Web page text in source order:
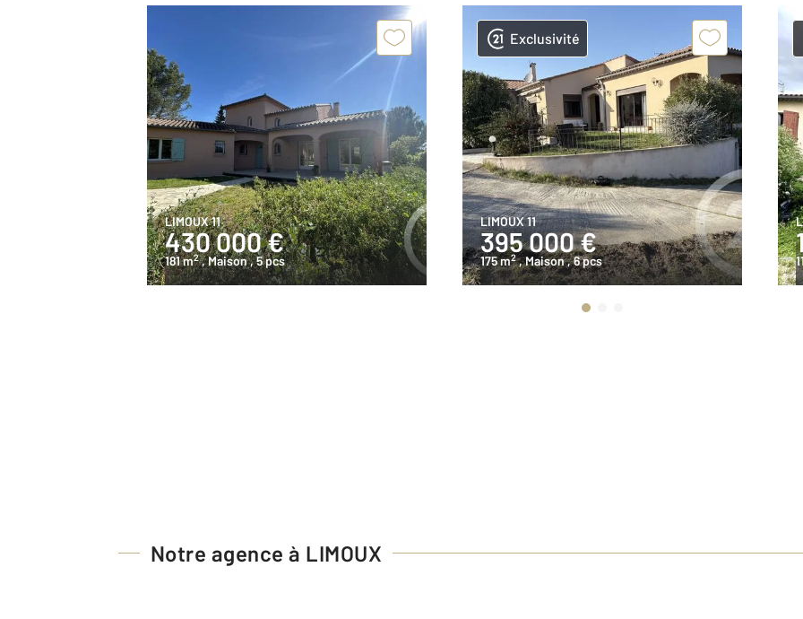
LIMOUX 11
430 000 €
181 m2 , Maison, 5 pcs
Exclusivité
LIMOUX 11
395 000 €
175 m2 , Maison, 6 pcs
Notre agence à LIMOUX